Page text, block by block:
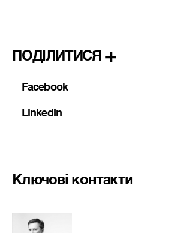
ПОДІЛИТИСЯ
Facebook
LinkedIn
Ключові контакти